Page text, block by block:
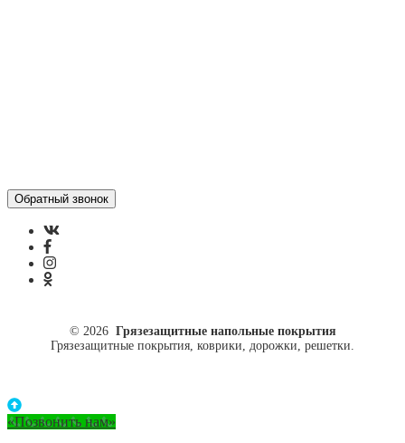
© 2026 Грязезащитные напольные покрытия
Грязезащитные покрытия, коврики, дорожки, решетки.
«Позвонить нам»